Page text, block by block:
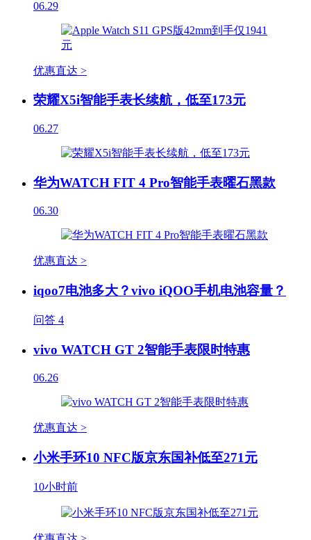
06.29
优惠直达 >
荣耀X5i智能手表长续航，低至173元
06.27
华为WATCH FIT 4 Pro智能手表曜石黑款
06.30
优惠直达 >
iqoo7电池多大？vivo iQOO手机电池容量？
问答 4
vivo WATCH GT 2智能手表限时特惠
06.26
优惠直达 >
小米手环10 NFC版京东国补低至271元
10小时前